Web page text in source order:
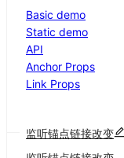
Basic demo
Static demo
API
Anchor Props
Link Props
监听锚点链接改变